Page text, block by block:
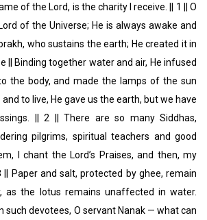
of the Lord, is the charity I receive. || 1 || O
of the Universe; He is always awake and
who sustains the earth; He created it in
|| Binding together water and air, He infused
the body, and made the lamps of the sun
to live, He gave us the earth, but we have
|| 2 || There are so many Siddhas,
pilgrims, spiritual teachers and good
I chant the Lord’s Praises, and then, my
|| Paper and salt, protected by ghee, remain
as the lotus remains unaffected in water.
such devotees, O servant Nanak — what can